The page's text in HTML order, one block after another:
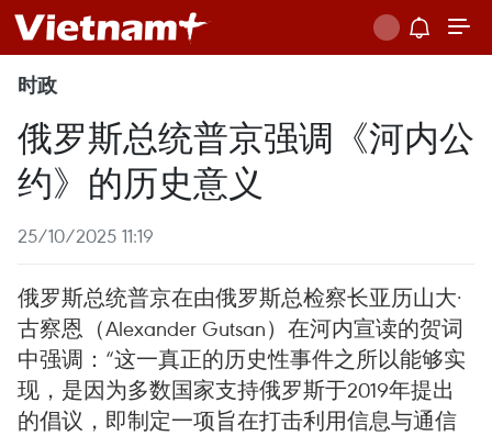
时政
俄罗斯总统普京强调《河内公
约》的历史意义
25/10/2025 11:19
俄罗斯总统普京在由俄罗斯总检察长亚历山大·
古察恩（Alexander Gutsan）在河内宣读的贺词
中强调：“这一真正的历史性事件之所以能够实
现，是因为多数国家支持俄罗斯于2019年提出
的倡议，即制定一项旨在打击利用信息与通信